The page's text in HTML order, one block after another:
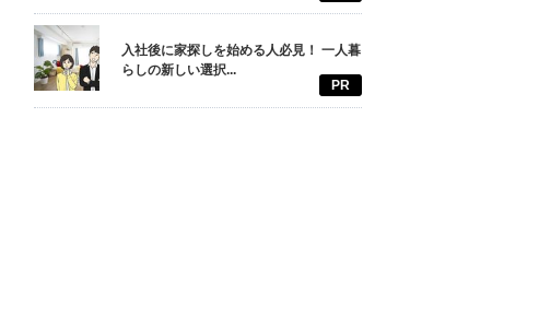
入社後に家探しを始める人必見！ 一人暮
らしの新しい選択...
PR